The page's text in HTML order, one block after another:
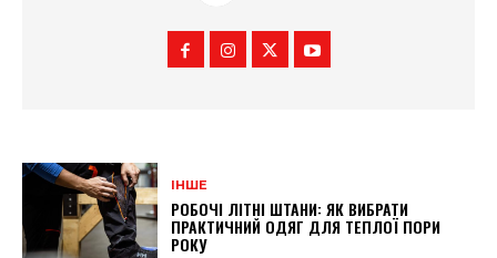
ІНШЕ
РОБОЧІ ЛІТНІ ШТАНИ: ЯК ВИБРАТИ
ПРАКТИЧНИЙ ОДЯГ ДЛЯ ТЕПЛОЇ ПОРИ
РОКУ